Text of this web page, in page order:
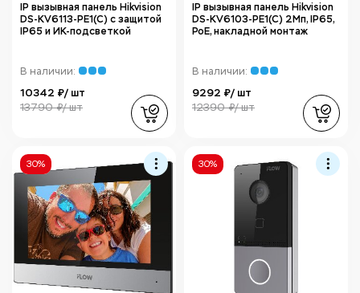
IP вызывная панель Hikvision
DS-KV6113-PE1(C) с защитой
IP65 и ИК-подсветкой
В наличии:
10342 ₽/ шт
13790 ₽/ шт
IP вызывная панель Hikvision
DS-KV6103-PE1(C) 2Мп, IP65,
PoE, накладной монтаж
В наличии:
9292 ₽/ шт
12390 ₽/ шт
30% 30%